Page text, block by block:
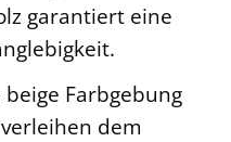
garantiert eine
beige Farbgebung
dem